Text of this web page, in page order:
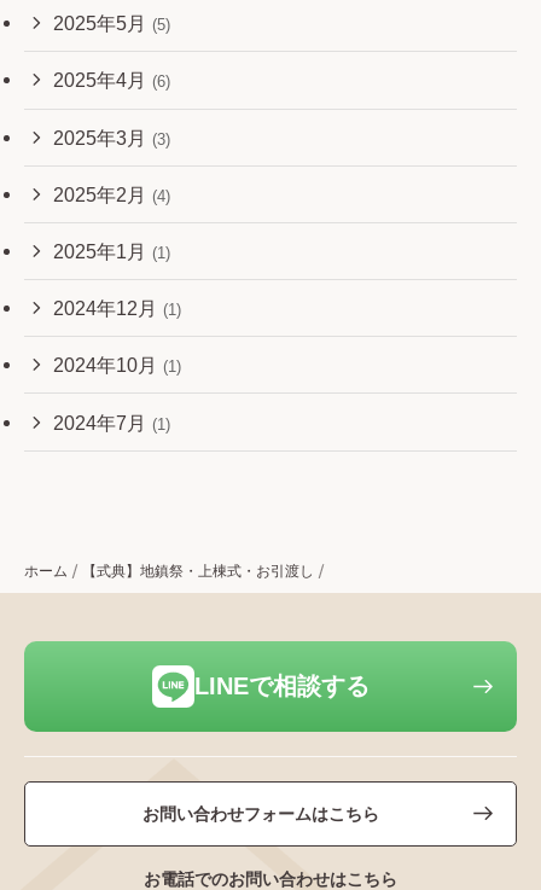
2025年5月 (5)
2025年4月 (6)
2025年3月 (3)
2025年2月 (4)
2025年1月 (1)
2024年12月 (1)
2024年10月 (1)
2024年7月 (1)
ホーム 【式典】地鎮祭・上棟式・お引渡し
LINEで相談する
お問い合わせフォームはこちら
お電話でのお問い合わせはこちら